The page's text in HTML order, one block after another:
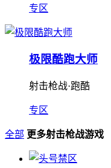
专区
极限酷跑大师
射击枪战·跑酷
专区
全部 更多射击枪战游戏